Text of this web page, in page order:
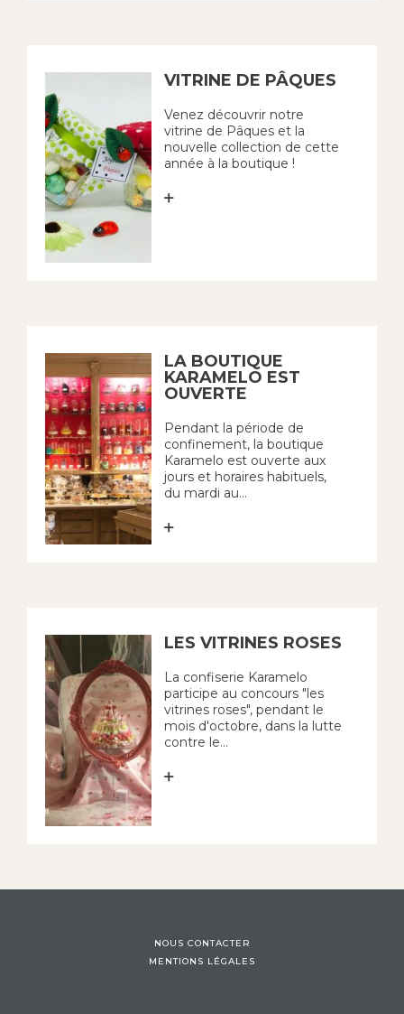
VITRINE DE PÂQUES
Venez découvrir notre
vitrine de Pâques et la
nouvelle collection de cette
année à la boutique !
LA BOUTIQUE
KARAMELO EST
OUVERTE
Pendant la période de
confinement, la boutique
Karamelo est ouverte aux
jours et horaires habituels,
du mardi au...
LES VITRINES ROSES
La confiserie Karamelo
participe au concours "les
vitrines roses", pendant le
mois d'octobre, dans la lutte
contre le...
NOUS CONTACTER
MENTIONS LÉGALES